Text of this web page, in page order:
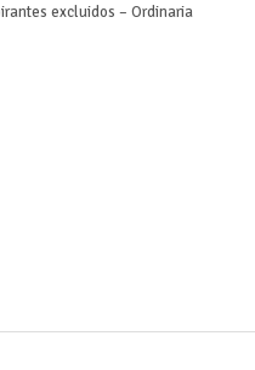
excluidos – Ordinaria